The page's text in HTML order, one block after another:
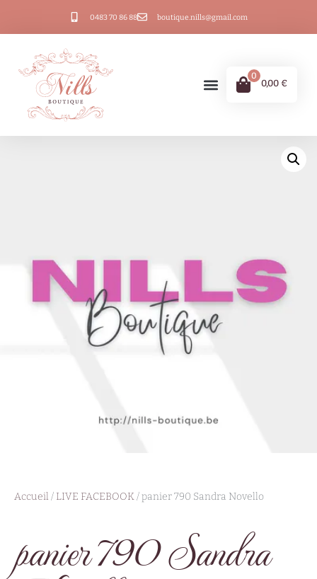
0483 70 86 88 boutique.nills@gmail.com
0
0,00 €
Accueil/ LIVE FACEBOOK/ panier 790 Sandra Novello
panier 790 Sandra